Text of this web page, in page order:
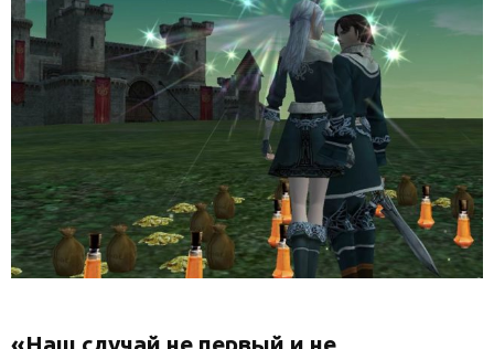
«Наш случай не первый и не